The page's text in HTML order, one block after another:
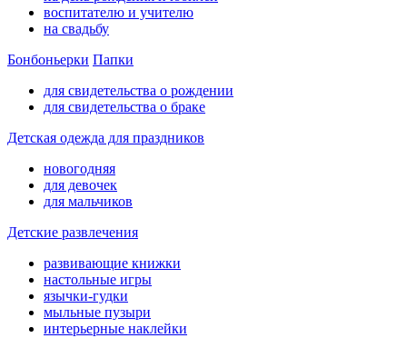
воспитателю и учителю
на свадьбу
Бонбоньерки Папки
для свидетельства о рождении
для свидетельства о браке
Детская одежда для праздников
новогодняя
для девочек
для мальчиков
Детские развлечения
развивающие книжки
настольные игры
язычки-гудки
мыльные пузыри
интерьерные наклейки